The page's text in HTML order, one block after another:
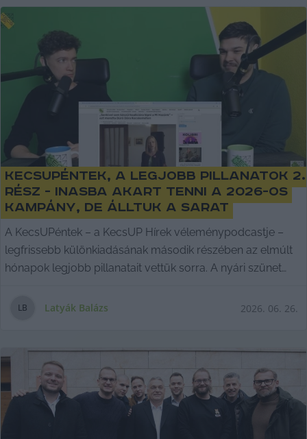
KecsUPéntek, a legjobb pillanatok 2.
rész - Inasba akart tenni a 2026-os
kampány, de álltuk a sarat
A KecsUPéntek – a KecsUP Hírek véleménypodcastje –
legfrissebb különkiadásának második részében az elmúlt
hónapok legjobb pillanatait vettük sorra. A nyári szünet
elgondolkodtató témát idéztük fel.
LB Latyák Balázs 2026. 06. 26.